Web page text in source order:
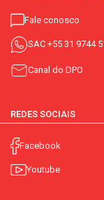
Fale conosco
SAC +55 31 9744
Canal do DPO
REDES SOCIAIS
Facebook
Youtube